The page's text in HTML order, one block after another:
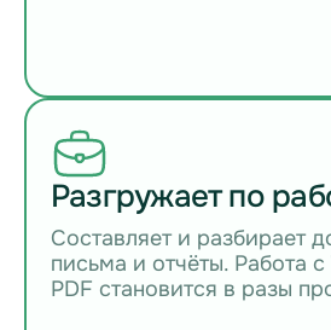
Разгружает по
Составляет и разбирает
письма и отчёты. Работа
PDF становится в разы